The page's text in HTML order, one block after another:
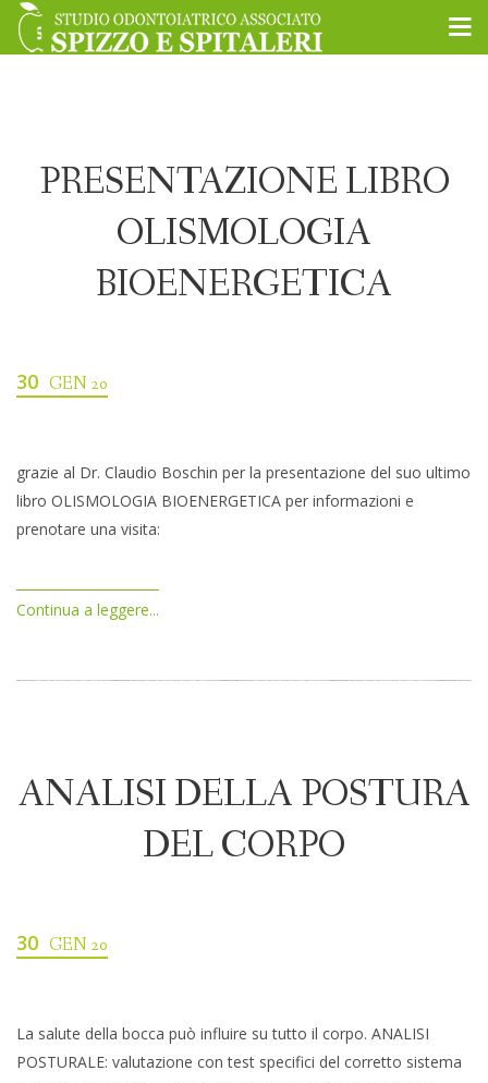
PRESENTAZIONE LIBRO
OLISMOLOGIA
BIOENERGETICA
30 GEN 20
grazie al Dr. Claudio Boschin per la presentazione del suo ultimo
libro OLISMOLOGIA BIOENERGETICA per informazioni e
prenotare una visita:
Continua a leggere...
ANALISI DELLA POSTURA
DEL CORPO
30 GEN 20
La salute della bocca può influire su tutto il corpo. ANALISI
POSTURALE: valutazione con test specifici del corretto sistema